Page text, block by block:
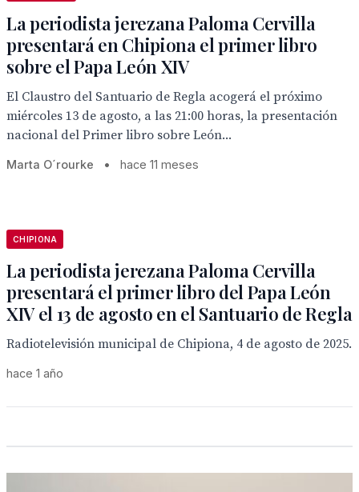
La periodista jerezana Paloma Cervilla
presentará en Chipiona el primer libro
sobre el Papa León XIV
El Claustro del Santuario de Regla acogerá el próximo
miércoles 13 de agosto, a las 21:00 horas, la presentación
nacional del Primer libro sobre León...
Marta O´rourke • hace 11 meses
CHIPIONA
La periodista jerezana Paloma Cervilla
presentará el primer libro del Papa León
XIV el 13 de agosto en el Santuario de Regla
Radiotelevisión municipal de Chipiona, 4 de agosto de 2025.
hace 1 año